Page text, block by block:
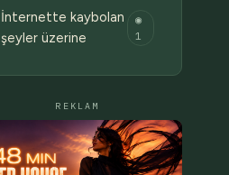
İnternette kaybolan
şeyler üzerine
◉
1
REKLAM